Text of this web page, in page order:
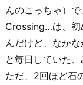
んのこっちゃ）で
Crossing…は、初
んだけど、なか
と毎日していた、
ただ、2回ほど石